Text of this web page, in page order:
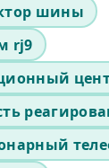
шины
rj9